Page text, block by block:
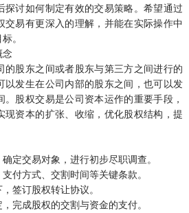
探讨如何制定有效的交易策略。希望通过
交易有更深入的理解，并能在实际操作中
。
念
的股东之间或者股东与第三方之间进行的
以发生在公司内部的股东之间，也可以发
股权交易是公司资本运作的重要手段，
现资本的扩张、收缩，优化股权结构，提
定交易对象，进行初步尽职调查。
付方式、交割时间等关键条款。
签订股权转让协议。
完成股权的交割与资金的支付。